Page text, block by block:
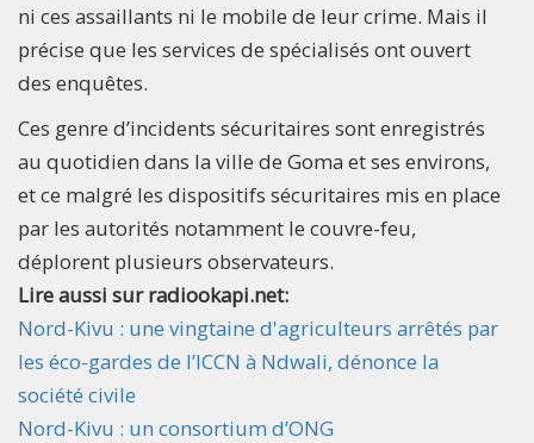
ni ces assaillants ni le mobile de leur crime. Mais il
précise que les services de spécialisés ont ouvert
des enquêtes.
Ces genre d’incidents sécuritaires sont enregistrés
au quotidien dans la ville de Goma et ses environs,
et ce malgré les dispositifs sécuritaires mis en place
par les autorités notamment le couvre-feu,
déplorent plusieurs observateurs.
Lire aussi sur radiookapi.net:
Nord-Kivu : une vingtaine d'agriculteurs arrêtés par
les éco-gardes de l’ICCN à Ndwali, dénonce la
société civile
Nord-Kivu : un consortium d’ONG